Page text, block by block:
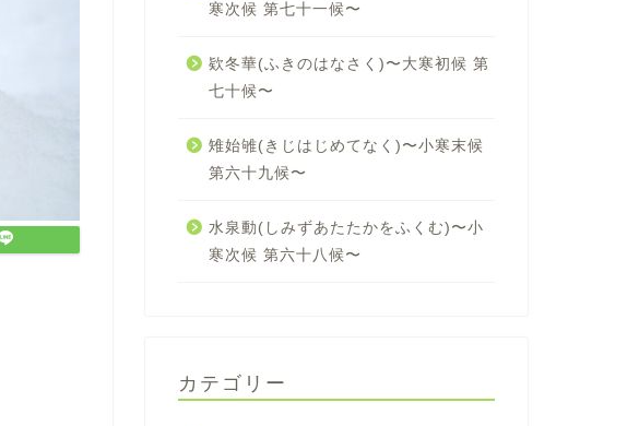
寒次候 第七十一候〜
欵冬華(ふきのはなさく)〜大寒初候 第
七十候〜
雉始雊(きじはじめてなく)〜小寒末候
第六十九候〜
水泉動(しみずあたたかをふくむ)〜小
寒次候 第六十八候〜
カテゴリー